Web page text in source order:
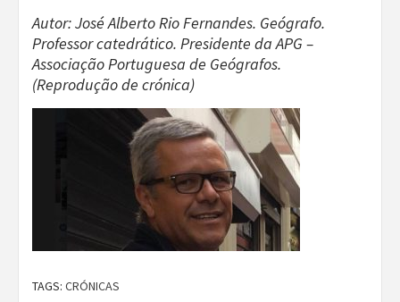
Autor: José Alberto Rio Fernandes. Geógrafo.
Professor catedrático. Presidente da APG –
Associação Portuguesa de Geógrafos.
(Reprodução de crónica)
TAGS: CRÓNICAS